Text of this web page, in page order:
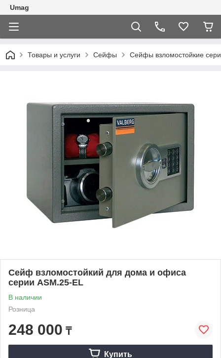
Umag
Товары и услуги Сейфы Сейфы взломостойкие
Сейф взломостойкий для дома и офиса
серии ASM.25-EL
В наличии
Розница
248 000 ₸
Купить